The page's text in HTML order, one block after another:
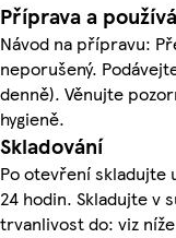
Příprava a
Návod na přípravu:
neporušený.
denně). Věnujte
hygieně.
Skladování
Po otevření skladujte
24 hodin. Skladujte v
trvanlivost do: viz